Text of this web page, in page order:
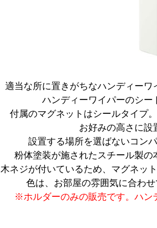
適当な所に置きがちなハンディーワ
ハンディーワイパーのシー
付属のマグネットはシールタイプ
お好みの高さに設
設置する場所を選ばないコン
粉体塗装が施されたスチール製の
木ネジが付いているため、マグネッ
色は、お部屋の雰囲気に合わ
※ホルダーのみの販売です。ハン